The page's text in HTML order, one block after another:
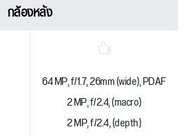
กล้องหลัง
64 MP, f/1.7, 26mm (wide), PDAF
2 MP, f/2.4, (macro)
2 MP, f/2.4, (depth)